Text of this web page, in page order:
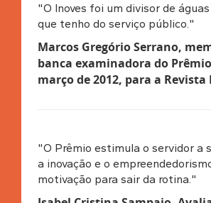
"O Inoves foi um divisor de
que tenho do serviço público."
Marcos Gregório Serrano,
banca examinadora do
março de 2012, para a Revista
"O Prêmio estimula o servidor a
a inovação e o
motivação para sair da rotina."